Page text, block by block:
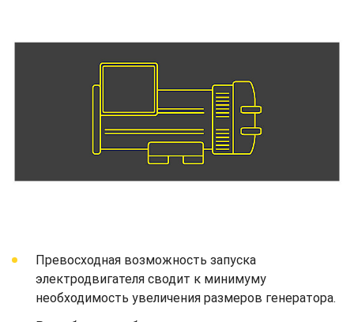
Превосходная возможность запуска
электродвигателя сводит к минимуму
необходимость увеличения размеров генератора.